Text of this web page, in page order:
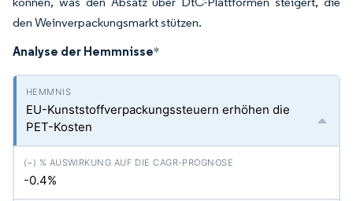
den Weinverpackungsmarkt stützen.
Analyse der Hemmnisse*
EU-Kunststoffverpackungssteuern erhöhen die
PET-Kosten
-0.4%